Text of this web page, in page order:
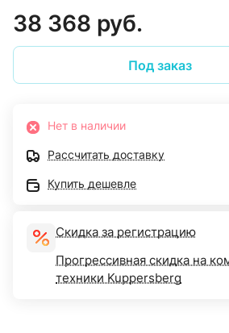
38 368 руб.
Под заказ
Нет в наличии
Рассчитать доставку
Купить дешевле
Скидка за регистрацию
Прогрессивная скидка на
техники Kuppersberg